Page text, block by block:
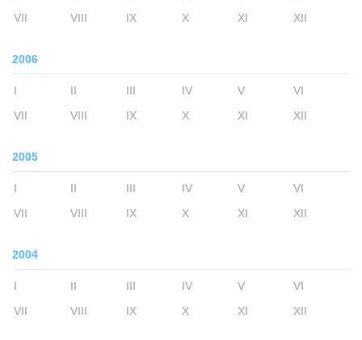
VII
VIII IX X XI XII
2006
I II III IV V
VI
VII
VIII IX X XI XII
2005
I II III IV V
VI
VII
VIII IX X XI XII
2004
I II III IV V
VI
VII
VIII IX X XI XII